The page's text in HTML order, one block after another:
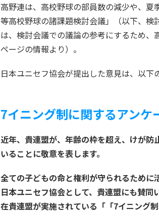
高野連は、高校野球の部員数の減少や、
等高校野球の諸課題検討会議」（以下、
は、検討会議での議論の参考にするため
ページの情報より）。
日本ユニセフ協会が提出した意見は、以下
7イニング制に関するアンケ
近年、貴連盟が、年齢の枠を超え、けが
いることに敬意を表します。
全ての子どもの命と権利が守られるため
日本ユニセフ協会として、貴連盟にも賛
在貴連盟が実施されている「「7イニング